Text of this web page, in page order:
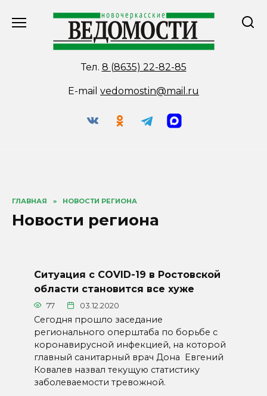
Тел. 8 (8635) 22-82-85
E-mail vedomostin@mail.ru
ГЛАВНАЯ » НОВОСТИ РЕГИОНА
Новости региона
Ситуация с COVID-19 в Ростовской
области становится все хуже
77 03.12.2020
Сегодня прошло заседание
регионального оперштаба по борьбе с
коронавирусной инфекцией, на которой
главный санитарный врач Дона Евгений
Ковалев назвал текущую статистику
заболеваемости тревожной.